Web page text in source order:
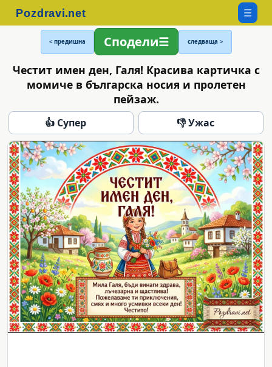
☰
< предишна Сподели следваща >
Честит имен ден, Галя! Красива картичка с
момиче в българска носия и пролетен
пейзаж.
👍 Супер 👎 Ужас